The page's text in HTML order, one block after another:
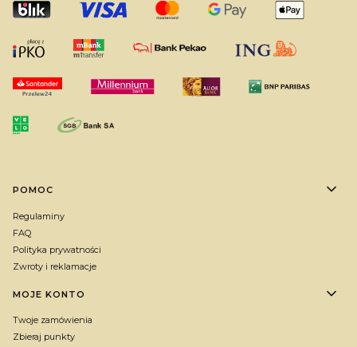
Linki w stopce
POMOC
Regulaminy
FAQ
Polityka prywatności
Zwroty i reklamacje
MOJE KONTO
Twoje zamówienia
Zbieraj punkty